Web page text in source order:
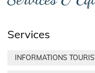
Services
INFORMATIONS